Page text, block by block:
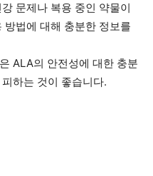
문제나 복용 중인 약물이
법에 대해 충분한 정보를
ALA의 안전성에 대한 충분
하는 것이 좋습니다.